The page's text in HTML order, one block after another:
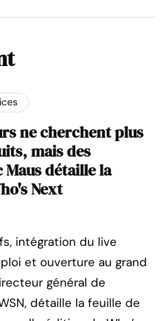
ne cherchent plus
mais des
détaille la
Next
intégration du live
et ouverture au grand
général de
détaille la feuille de